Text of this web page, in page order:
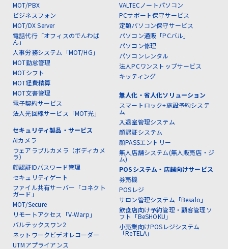
MOT/PBX
ビジネスフォン
MOT/DX Server
電話代行「オフィスのでんわば
ん」
人事労務システム「MOT/HG」
MOT勤怠管理
MOTシフト
MOT経費精算
MOT文書管理
電子契約サービス
法人光回線サービス「MOT光」
セキュリティ製品・サービス
AIカメラ
ウェアラブルカメラ（ボディカメ
ラ）
顔認証IDパスワード管理
セキュリティゲート
ファイル共有サーバー「コネクト
ガード」
MOT/Secure
リモートアクセス「V-Warp」
バルテックスワン2
ネットワークビデオレコーダー
UTMアプライアンス
VALTECノートパソコン
PCサポート保守サービス
定額パソコン保守サービス
パソコン通販「PCバル」
パソコン修理
パソコンレンタル
法人PCワンストップサービス
キッティング
無人化・省人化ソリューション
スマートロック+施設予約システ
ム
入退室管理システム
顔認証システム
顔PASSエントリー
無人店舗システム(無人販売店・ジ
ム)
POSシステム・店舗向けサービス
券売機
POSレジ
サロン管理システム「Besalo」
飲食店向け予約管理・顧客管理ソ
フト「BeSHOKU」
小売業向けPOSレジシステム
「ReTELA」